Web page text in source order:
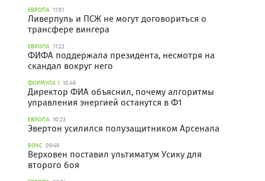
ЕВРОПА 11:51
Ливерпуль и ПСЖ не могут договориться о
трансфере вингера
ЕВРОПА 11:23
ФИФА поддержала президента, несмотря на
скандал вокруг него
ФОРМУЛА 1 10:49
Директор ФИА объяснил, почему алгоритмы
управления энергией останутся в Ф1
ЕВРОПА 10:23
Эвертон усилился полузащитником Арсенала
БОКС 09:49
Верховен поставил ультиматум Усику для
второго боя